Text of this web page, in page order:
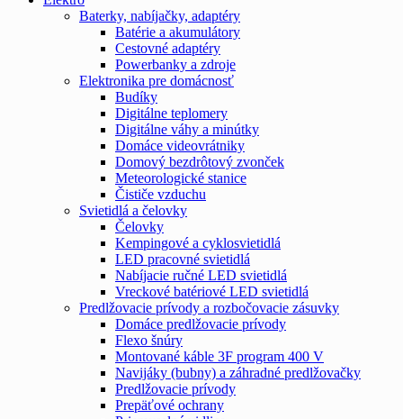
Baterky, nabíjačky, adaptéry
Batérie a akumulátory
Cestovné adaptéry
Powerbanky a zdroje
Elektronika pre domácnosť
Budíky
Digitálne teplomery
Digitálne váhy a minútky
Domáce videovrátniky
Domový bezdrôtový zvonček
Meteorologické stanice
Čističe vzduchu
Svietidlá a čelovky
Čelovky
Kempingové a cyklosvietidlá
LED pracovné svietidlá
Nabíjacie ručné LED svietidlá
Vreckové batériové LED svietidlá
Predlžovacie prívody a rozbočovacie zásuvky
Domáce predlžovacie prívody
Flexo šnúry
Montované káble 3F program 400 V
Navijáky (bubny) a záhradné predlžovačky
Predlžovacie prívody
Prepäťové ochrany